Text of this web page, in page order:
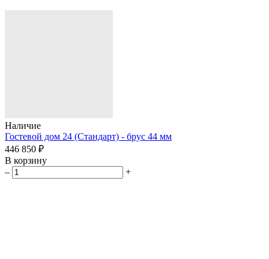
Наличие
Гостевой дом 24 (Стандарт) - брус 44 мм
446 850 ₽
В корзину
–
+